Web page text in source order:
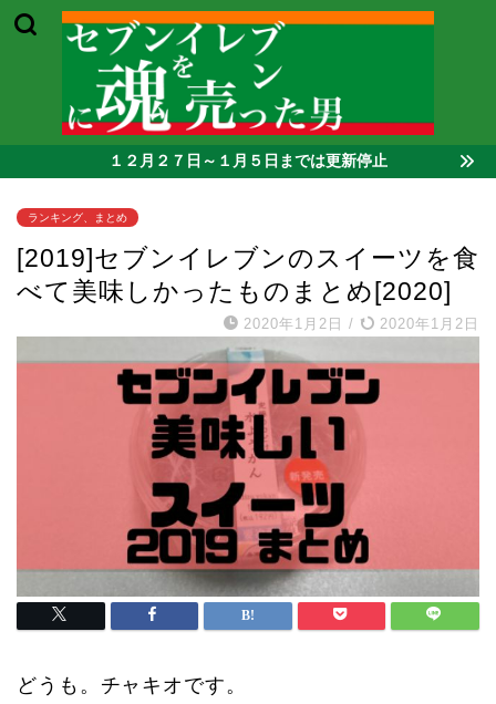
１２月２７日～１月５日までは更新停止
ランキング、まとめ
[2019]セブンイレブンのスイーツを食
べて美味しかったものまとめ[2020]
2020年1月2日 / 2020年1月2日
どうも。チャキオです。